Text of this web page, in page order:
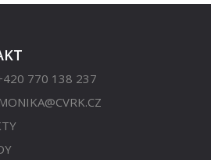
770 138 237
MONIKA@CVRK.CZ